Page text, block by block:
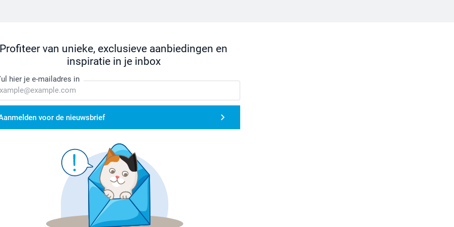
Profiteer van unieke, exclusieve aanbiedingen en
inspiratie in je inbox
hier je e-mailadres in
voor de nieuwsbrief